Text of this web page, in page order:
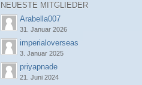
NEUESTE MITGLIEDER
Arabella007
31. Januar 2026
imperialoverseas
3. Januar 2025
priyapnade
21. Juni 2024